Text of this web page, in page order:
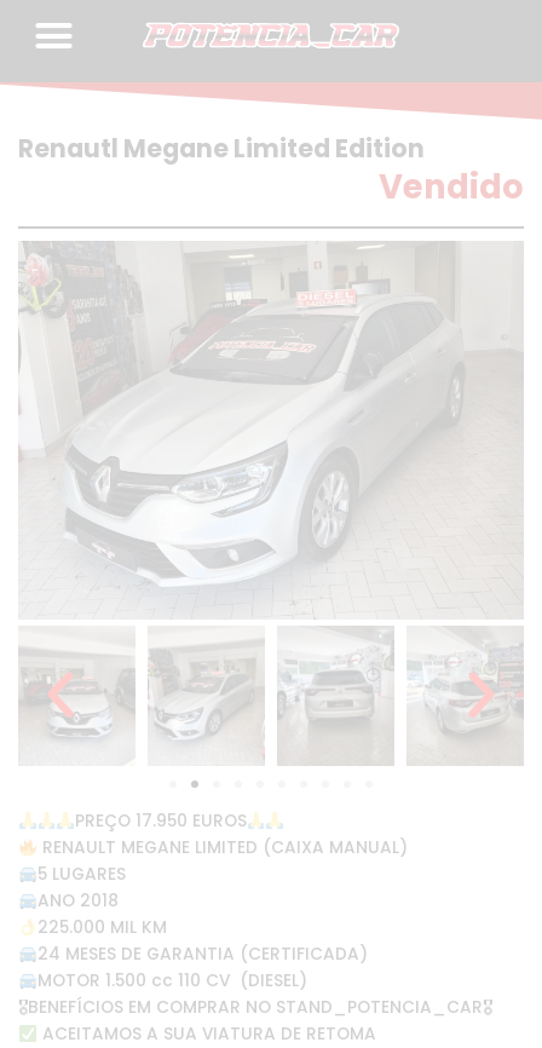
Renautl Megane Limited Edition
Vendido
PREÇO 17.950 EUROS
RENAULT MEGANE LIMITED (CAIXA MANUAL)
5 LUGARES
ANO 2018
225.000 MIL KM
24 MESES DE GARANTIA (CERTIFICADA)
MOTOR 1.500 cc 110 CV (DIESEL)
🎖BENEFÍCIOS EM COMPRAR NO STAND_POTENCIA_CAR🎖
ACEITAMOS A SUA VIATURA DE RETOMA